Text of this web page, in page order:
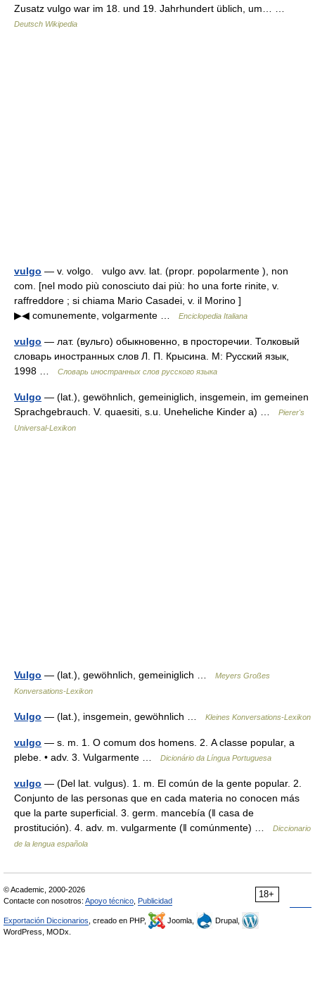
Zusatz vulgo war im 18. und 19. Jahrhundert üblich, um… …
Deutsch Wikipedia
vulgo — v. volgo. vulgo avv. lat. (propr. popolarmente ), non
com. [nel modo più conosciuto dai più: ho una forte rinite, v.
raffreddore ; si chiama Mario Casadei, v. il Morino ]
▶◀ comunemente, volgarmente …
Enciclopedia Italiana
vulgo — лат. (вульго) обыкновенно, в просторечии. Толковый
словарь иностранных слов Л. П. Крысина. М: Русский язык,
1998 …
Словарь иностранных слов русского языка
Vulgo — (lat.), gewöhnlich, gemeiniglich, insgemein, im gemeinen
Sprachgebrauch. V. quaesiti, s.u. Uneheliche Kinder a) …
Pierer's
Universal-Lexikon
Vulgo — (lat.), gewöhnlich, gemeiniglich …
Meyers Großes
Konversations-Lexikon
Vulgo — (lat.), insgemein, gewöhnlich … Kleines Konversations-Lexikon
vulgo — s. m. 1. O comum dos homens. 2. A classe popular, a
plebe. • adv. 3. Vulgarmente …
Dicionário da Língua Portuguesa
vulgo — (Del lat. vulgus). 1. m. El común de la gente popular. 2.
Conjunto de las personas que en cada materia no conocen más
que la parte superficial. 3. germ. mancebía (ǁ casa de
prostitución). 4. adv. m. vulgarmente (ǁ comúnmente) …
Diccionario
de la lengua española
18+
© Academic, 2000-2026
Contacte con nosotros: Apoyo técnico Publicidad
Exportación Diccionarios , creado en PHP, Joomla,
Drupal,
WordPress, MODx.